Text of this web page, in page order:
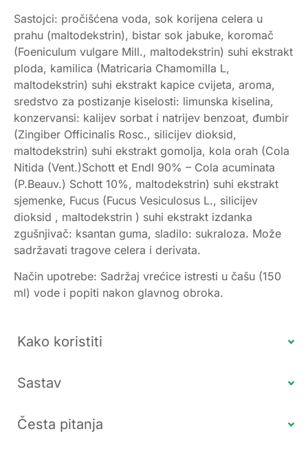
Sastojci: pročišćena voda, sok korijena celera u
prahu (maltodekstrin), bistar sok jabuke, koromač
(Foeniculum vulgare Mill., maltodekstrin) suhi ekstrakt
ploda, kamilica (Matricaria Chamomilla L,
maltodekstrin) suhi ekstrakt kapice cvijeta, aroma,
sredstvo za postizanje kiselosti: limunska kiselina,
konzervansi: kalijev sorbat i natrijev benzoat, đumbir
(Zingiber Officinalis Rosc., silicijev dioksid,
maltodekstrin) suhi ekstrakt gomolja, kola orah (Cola
Nitida (Vent.)Schott et Endl 90% – Cola acuminata
(P.Beauv.) Schott 10%, maltodekstrin) suhi ekstrakt
sjemenke, Fucus (Fucus Vesiculosus L., silicijev
dioksid , maltodekstrin ) suhi ekstrakt izdanka
zgušnjivač: ksantan guma, sladilo: sukraloza. Može
sadržavati tragove celera i derivata.
Način upotrebe: Sadržaj vrećice istresti u čašu (150
ml) vode i popiti nakon glavnog obroka.
Kako koristiti
Sastav
Česta pitanja